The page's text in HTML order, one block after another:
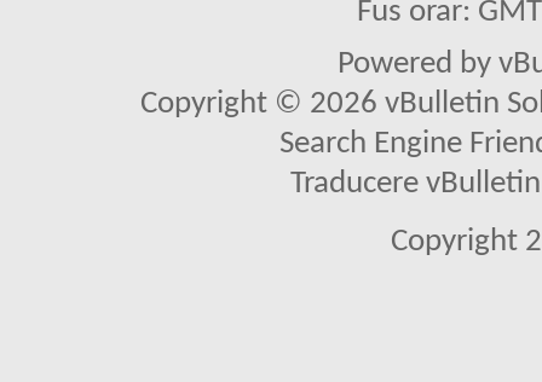
Fus orar:
Powered by
Copyright © 2026 vBulletin
Search Engine
Traducere
Copyright